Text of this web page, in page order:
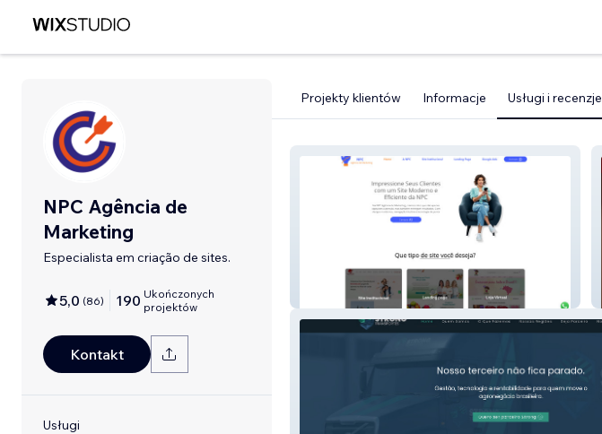
NPC Agência de
Marketing
Especialista em criação de sites.
5,0 (86) 190 Ukończonych
projektów
Kontakt
Usługi
Projekty klientów Informacje Usługi i recenzje
NPC Agência